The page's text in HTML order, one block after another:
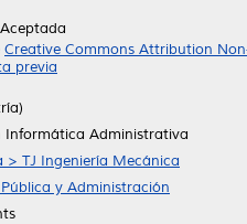
Creative Commons Attribution
previa
Informática Administrativa
> TJ Ingeniería Mecánica
y Administración